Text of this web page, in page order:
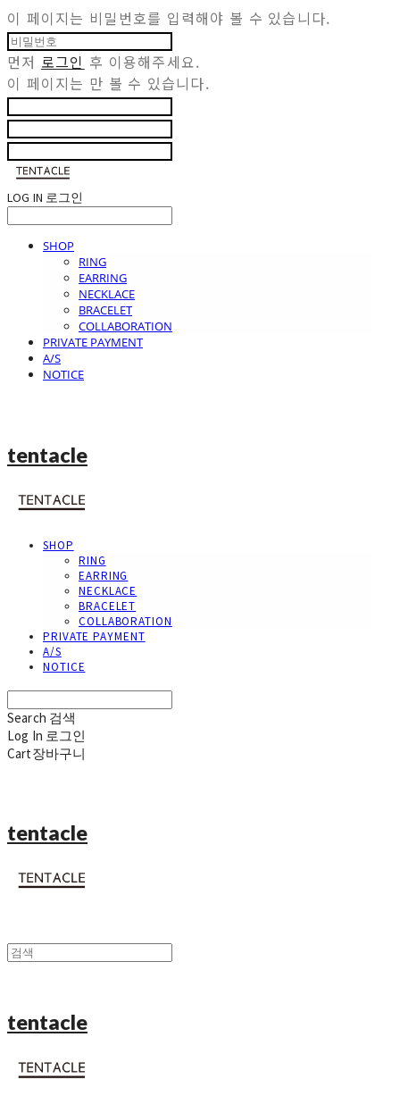
이 페이지는 비밀번호를 입력해야 볼 수 있습니다.
먼저 로그인 후 이용해주세요.
이 페이지는 만 볼 수 있습니다.
LOG IN 로그인
SHOP
RING
EARRING
NECKLACE
BRACELET
COLLABORATION
PRIVATE PAYMENT
A/S
NOTICE
tentacle
SHOP
RING
EARRING
NECKLACE
BRACELET
COLLABORATION
PRIVATE PAYMENT
A/S
NOTICE
Search 검색
Log In 로그인
Cart장바구니
tentacle
tentacle